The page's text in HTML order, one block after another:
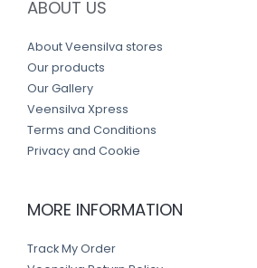
ABOUT US
About Veensilva stores
Our products
Our Gallery
Veensilva Xpress
Terms and Conditions
Privacy and Cookie
MORE INFORMATION
Track My Order